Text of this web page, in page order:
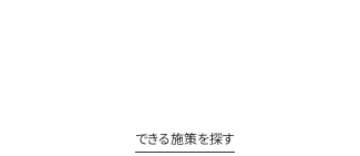
できる施策を探す